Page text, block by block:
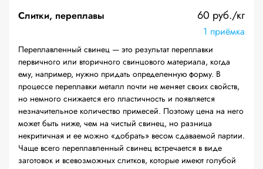
Слитки, переплавы 60 руб./кг
1 приёмка
Переплавленный свинец — это результат переплавки
первичного или вторичного свинцового материала, когда
ему, например, нужно придать определенную форму. В
процессе переплавки металл почти не меняет своих свойств,
но немного снижается его пластичность и появляется
незначительное количество примесей. Поэтому цена на него
может быть ниже, чем на чистый свинец, но разница
некритичная и ее можно «добрать» весом сдаваемой партии.
Чаще всего переплавленный свинец встречается в виде
заготовок и всевозможных слитков, которые имеют голубой